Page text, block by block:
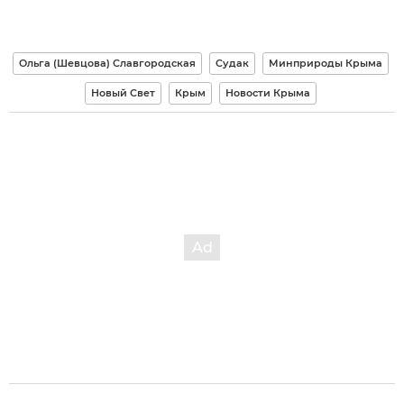
Ольга (Шевцова) Славгородская Судак Минприроды Крыма
Новый Свет Крым Новости Крыма